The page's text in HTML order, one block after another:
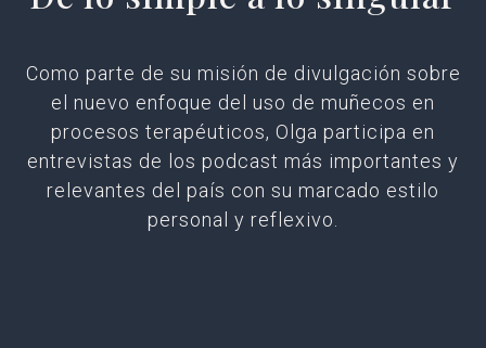
Como parte de su misión de divulgación sobre
el nuevo enfoque del uso de muñecos en
procesos terapéuticos, Olga participa en
entrevistas de los podcast más importantes y
relevantes del país con su marcado estilo
personal y reflexivo.